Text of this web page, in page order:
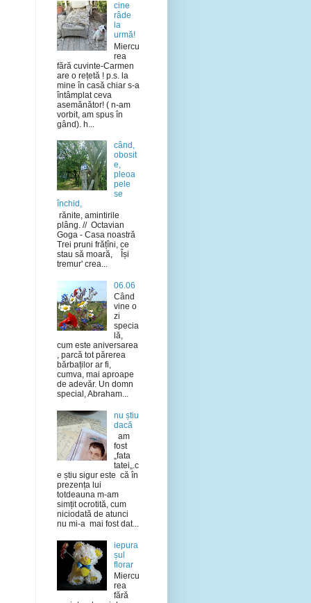
cine
râde
la
urmă!
Miercu
rea
fără cuvinte-Carmen
are o rețetă ! p.s. la
mine în casă chiar s-a
întâmplat ceva
asemănător! ( n-am
vorbit, am spus în
gând). h...
când,
obosit
e,
pleoa
pele
se
închid,
rănite, amintirile
plâng. // Octavian
Goga - Casa noastră
Trei pruni frățîni, ce
stau să moară, Își
tremur' crea...
06.06
Când
vine o
zi
specia
lă,
cum este aniversarea
, parcă tot părerea
bărbaților ar fi,
cumva, mai aproape
de adevăr. Un domn
special, Abraham...
nu știu
dacă
am
fost
„fata
tatei„.c
e știu sigur este că în
prezența lui
totdeauna m-am
simțit ocrotită, cum
niciodată de atunci
nu mi-a mai fost dat...
iepura
șul
florar
Miercu
rea
fără